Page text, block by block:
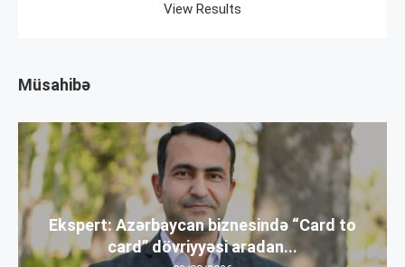
View Results
Müsahibə
Ekspert: Azərbaycan biznesində “Card to
card” dövriyyəsi aradan...